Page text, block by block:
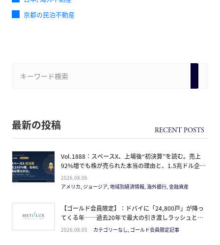
京都の民泊不動産
最新の投稿
Vol.1888：スペースX、上場後“初決算”を読む。売上
92%増でも株が売られた本当の理由と、1.5兆ドル企業
の買い方。
2026.08.06
アメリカ, ジョージア, 地域別経済情報, 海外銀行, 金融資産
【ゴールド会員限定】：ドバイに「24,800戸」が降っ
てくる年──過去20年で最大の引き渡しラッシュと、
ミサイルが崩した“安全神話”。2027年の供給ピーク
2026.08.05 カテゴリーなし, ゴールド会員限定記事